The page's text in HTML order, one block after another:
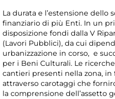
La durata e l’estensione dello
finanziario di più Enti. In un
disposizione fondi dalla V
(Lavori Pubblici), da cui
urbanizzazione in corso, e
per i Beni Culturali. Le
cantieri presenti nella zona, in
attraverso carotaggi che
la comprensione dell’assetto